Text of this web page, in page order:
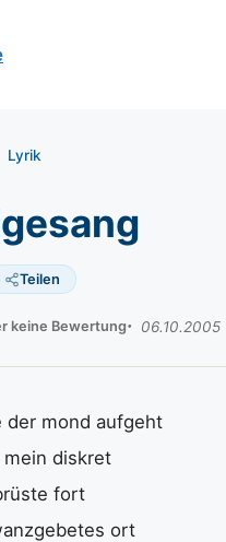
Lyrik
Teilen
keine Bewertung 06.10.2005
der mond aufgeht
diskret
fort
ort